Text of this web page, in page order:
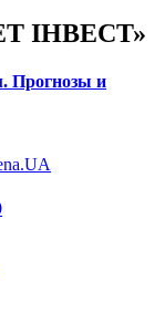
ІНВЕСТ»
Прогнозы и